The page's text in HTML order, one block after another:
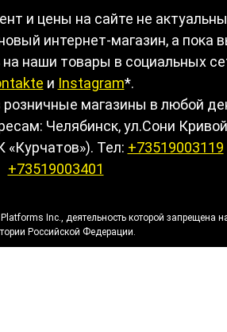
и цены на сайте не
интернет-магазин, а пока
наши товары в социальных
и Instagram*.
магазины в любой
Челябинск, ул.Сони
«Курчатов»). Тел: +73519003119
+73519003401
Inc., деятельность которой запрещена
Российской Федерации.